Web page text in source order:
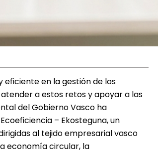
eficiente en la gestión de los
a estos retos y apoyar a las
del Gobierno Vasco ha
– Ekosteguna, un
al tejido empresarial vasco
economía circular, la